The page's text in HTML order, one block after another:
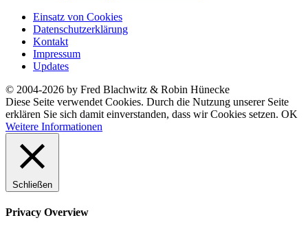
Einsatz von Cookies
Datenschutzerklärung
Kontakt
Impressum
Updates
© 2004-2026 by Fred Blachwitz & Robin Hünecke
Diese Seite verwendet Cookies. Durch die Nutzung unserer Seite
erklären Sie sich damit einverstanden, dass wir Cookies setzen. OK
Weitere Informationen
Schließen
Privacy Overview